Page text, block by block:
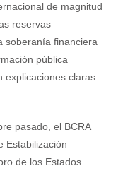
de magnitud
reservas
soberanía financiera
pública
explicaciones claras
pasado, el BCRA
Estabilización
de los Estados